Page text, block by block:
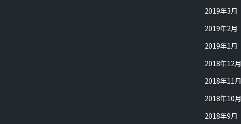
2019年3月
2019年2月
2019年1月
2018年12月
2018年11月
2018年10月
2018年9月